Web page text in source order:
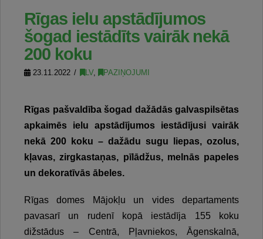
Rīgas ielu apstādījumos
šogad iestādīts vairāk nekā
200 koku
23.11.2022 LV, PAZIŅOJUMI
Rīgas pašvaldība šogad dažādās galvaspilsētas
apkaimēs ielu apstādījumos iestādījusi vairāk
nekā 200 koku – dažādu sugu liepas, ozolus,
kļavas, zirgkastaņas, pīlādžus, melnās papeles
un dekoratīvās ābeles.
Rīgas domes Mājokļu un vides departaments
pavasarī un rudenī kopā iestādīja 155 koku
dižstādus – Centrā, Pļavniekos, Āgenskalnā,